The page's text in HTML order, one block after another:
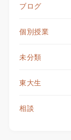
ブログ
個別授業
未分類
東大生
相談